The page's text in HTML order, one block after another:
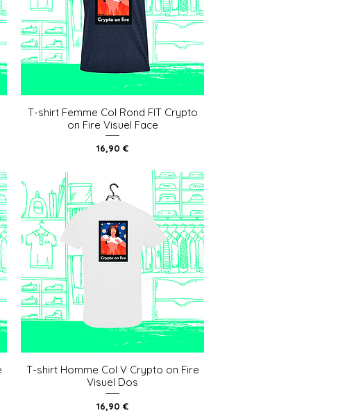
Aperçu rapide
T-shirt Femme Col Rond FIT Crypto
on Fire Visuel Face
Prix
16,90 €
Aperçu rapide
T-shirt Homme Col V Crypto on Fire
Visuel Dos
Prix
16,90 €